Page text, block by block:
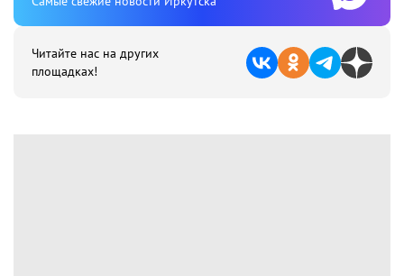
Читайте нас на других
площадках!